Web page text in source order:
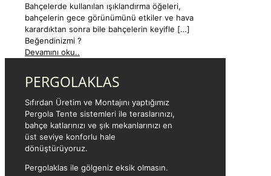
Bahçelerde kullanılan ışıklandırma öğeleri,
bahçelerin gece görünümünü etkiler ve hava
karardıktan sonra bile bahçelerin keyifle […]
Beğendinizmi ?
Devamını oku..
PERGOLAKLAS
Sıfırdan Üretim ve Montajını yaptığımız
Pergola Tente sistemleri ile teraslarınızı,
bahçe katlarınızı ve şık mekanlarınızı en
üst seviye konforlu hale
dönüştürüyoruz.
Pergolaklas ile gölgeniz eksik olmasın.